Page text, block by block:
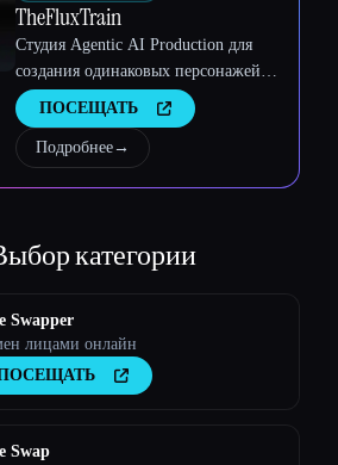
TheFluxTrain
Студия Agentic AI Production для
создания одинаковых персонажей,
рабочих процессов и видео
ПОСЕЩАТЬ
Подробнее→
категории
Swapper
лицами онлайн
Swap